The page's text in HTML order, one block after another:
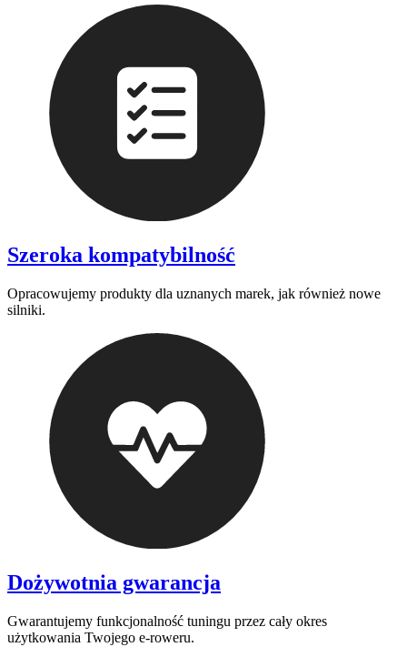
Szeroka kompatybilność
Opracowujemy produkty dla uznanych marek, jak również nowe
silniki.
Dożywotnia gwarancja
Gwarantujemy funkcjonalność tuningu przez cały okres
użytkowania Twojego e-roweru.